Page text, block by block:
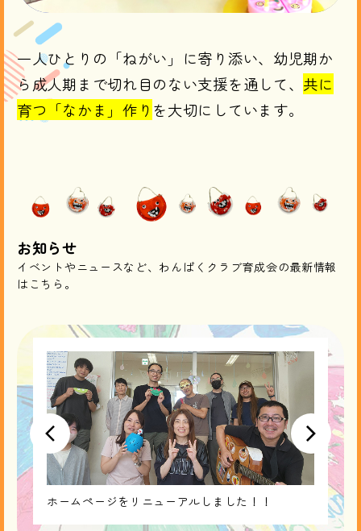
一人ひとりの「ねがい」に寄り添い、 ​幼児期か
ら成人期まで切れ目のない支援を通して、 共に
育つ「なかま」作り を大切にしています。​
お知らせ
イベントやニュースなど、わんぱくクラブ育成会の最新情報
はこちら。
ホームページをリニューアルしました！！